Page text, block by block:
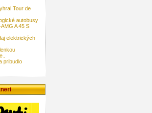
Tour de
autobusy
A 45 S
elektrických
pribudlo